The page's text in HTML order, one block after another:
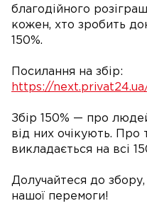
благодійного
кожен, хто зробить
150%.
Посилання на збір:
https://
Збір 150% — про
від них очікують. Про
викладається на всі
Долучайтеся до
нашої перемоги!